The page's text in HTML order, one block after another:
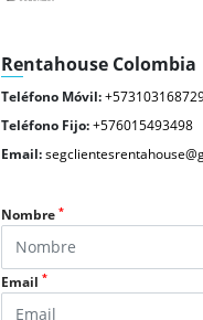
Rentahouse Colombia
Teléfono Móvil:
Teléfono Fijo:+576015493498
Email:
Nombre*
Email*